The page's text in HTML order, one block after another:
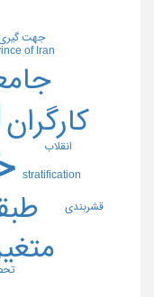
کارگران
of Iran
stratification
انقلاب
جهت
قشربندی